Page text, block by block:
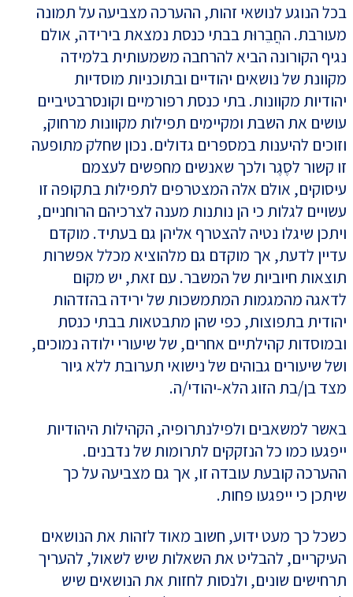
בכל הנוגע לנושאי זהות, ההערכה מצביעה על תמונה
מעורבת. החֲבֵרוּת בבתי כנסת נמצאת בירידה, אולם
נגיף הקורונה הביא להרחבה משמעותית בלמידה
מקוונת של נושאים יהודיים ובתוכניות מוסדיות
יהודיות מקוונות. בתי כנסת רפורמיים וקונסרבטיביים
עושים את השבת ומקיימים תפילות מקוונות מרחוק,
וזוכים להיענות במספרים גדולים. נכון שחלק מתופעה
זו קשור לסֶגֶר ולכך שאנשים מחפשים לעצמם
עיסוקים, אולם אלה המצטרפים לתפילות בתקופה זו
עשויים לגלות כי הן נותנות מענה לצרכיהם הרוחניים,
ויתכן שיגלו נטיה להצטרף אליהן גם בעתיד. מוקדם
עדיין לדעת, אך מוקדם גם מלהוציא מכלל אפשרות
תוצאות חיוביות של המשבר. עם זאת, יש מקום
לדאגה מהמגמות המתמשכות של ירידה בהזדהות
יהודית בתפוצות, כפי שהן מתבטאות בבתי כנסת
ובמוסדות קהילתיים אחרים, של שיעורי ילודה נמוכים,
ושל שיעורים גבוהים של נישואי תערובת ללא גיור
מצד בן/בת הזוג הלא-יהודי/ה.
באשר למשאבים ולפילנתרופיה, הקהילות היהודיות
ייפגעו כמו כל הנזקקים לתרומות של נדבנים.
ההערכה קובעת עובדה זו, אך גם מצביעה על כך
שיתכן כי ייפגעו פחות.
כשכל כך מעט ידוע, חשוב מאוד לזהות את הנושאים
העיקריים, להבליט את השאלות שיש לשאול, להעריך
תרחישים שונים, ולנסות לחזות את הנושאים שיש